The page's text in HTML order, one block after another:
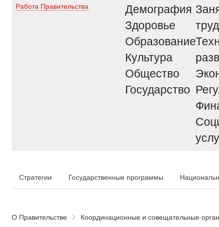
Работа Правительства
Демография
Здоровье
Образование
Культура
Общество
Государство
труд
Стратегии Государственные программы
О Правительстве Координационные и совещательные